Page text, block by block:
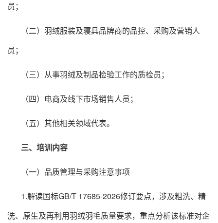
员；
（二）羽绒服装及寝具品牌商的品控、采购及营销人
员；
（三）从事羽绒及制品检验工作的质检员；
（四）电商及线下市场销售人员；
（五）其他相关领域代表。
三、培训内容
（一）品质管理与采购注意事项
1.解读国标GB/T 17685-2026修订要点，涉及粗洗、精
洗、原生及再利用羽绒羽毛质量要求，重点分析该标准对企